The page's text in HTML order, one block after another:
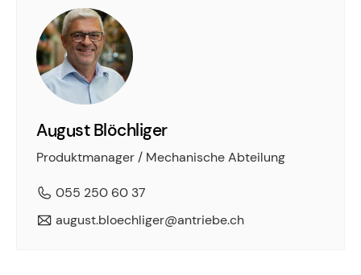
August Blöchliger
Produktmanager / Mechanische Abteilung
055 250 60 37
august.bloechliger@antriebe.ch